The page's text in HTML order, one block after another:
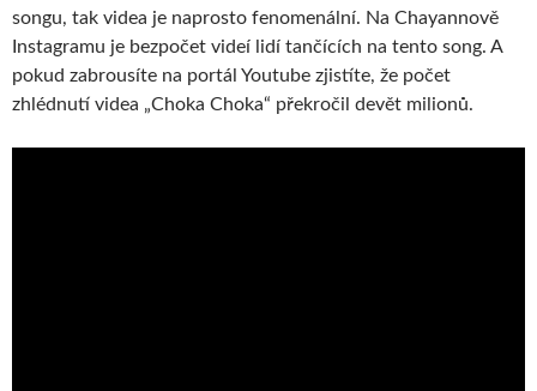
songu, tak videa je naprosto fenomenální. Na Chayannově
Instagramu je bezpočet videí lidí tančících na tento song. A
pokud zabrousíte na portál Youtube zjistíte, že počet
zhlédnutí videa „Choka Choka“ překročil devět milionů.